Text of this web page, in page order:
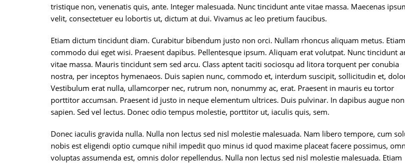
tristique non, venenatis quis, ante. Integer malesuada. Nunc tincidunt ante vitae massa. Maecenas
velit, consectetuer eu lobortis ut, dictum at dui. Vivamus ac leo pretium faucibus.
Etiam dictum tincidunt diam. Curabitur bibendum justo non orci. Nullam rhoncus aliquam metus. Etiam
commodo dui eget wisi. Praesent dapibus. Pellentesque ipsum. Aliquam erat volutpat. Nunc tincidunt
vitae massa. Mauris tincidunt sem sed arcu. Class aptent taciti sociosqu ad litora torquent per conubia
nostra, per inceptos hymenaeos. Duis sapien nunc, commodo et, interdum suscipit, sollicitudin et,
Vestibulum erat nulla, ullamcorper nec, rutrum non, nonummy ac, erat. Praesent in mauris eu tortor
porttitor accumsan. Praesent id justo in neque elementum ultrices. Duis pulvinar. In dapibus augue non
sapien. Sed vel lectus. Donec odio tempus molestie, porttitor ut, iaculis quis, sem.
Donec iaculis gravida nulla. Nulla non lectus sed nisl molestie malesuada. Nam libero tempore, cum
nobis est eligendi optio cumque nihil impedit quo minus id quod maxime placeat facere possimus,
voluptas assumenda est, omnis dolor repellendus. Nulla non lectus sed nisl molestie malesuada. Etiam